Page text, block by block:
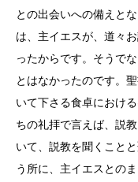
との出会いへの備えと
は、主イエスが、道々
ったからです。そうで
とはなかったのです。
いて下さる食卓におけ
ちの礼拝で言えば、説
いて、説教を聞くこと
う所に、主イエスとの